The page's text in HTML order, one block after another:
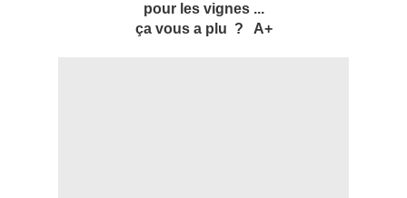
pour les vignes ...
ça vous a plu ? A+